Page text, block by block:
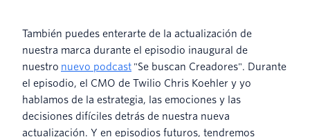
También puedes enterarte de la actualización de
nuestra marca durante el episodio inaugural de
nuestro nuevo podcast "Se buscan Creadores". Durante
el episodio, el CMO de Twilio Chris Koehler y yo
hablamos de la estrategia, las emociones y las
decisiones difíciles detrás de nuestra nueva
actualización. Y en episodios futuros, tendremos